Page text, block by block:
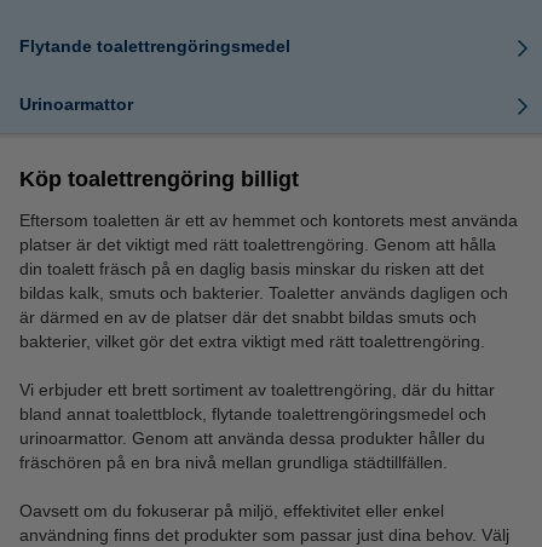
Flytande toalettrengöringsmedel
Urinoarmattor
Köp toalettrengöring billigt
Eftersom toaletten är ett av hemmet och kontorets mest använda
platser är det viktigt med rätt toalettrengöring. Genom att hålla
din toalett fräsch på en daglig basis minskar du risken att det
bildas kalk, smuts och bakterier. Toaletter används dagligen och
är därmed en av de platser där det snabbt bildas smuts och
bakterier, vilket gör det extra viktigt med rätt toalettrengöring.
Vi erbjuder ett brett sortiment av toalettrengöring, där du hittar
bland annat toalettblock, flytande toalettrengöringsmedel och
urinoarmattor. Genom att använda dessa produkter håller du
fräschören på en bra nivå mellan grundliga städtillfällen.
Oavsett om du fokuserar på miljö, effektivitet eller enkel
användning finns det produkter som passar just dina behov. Välj